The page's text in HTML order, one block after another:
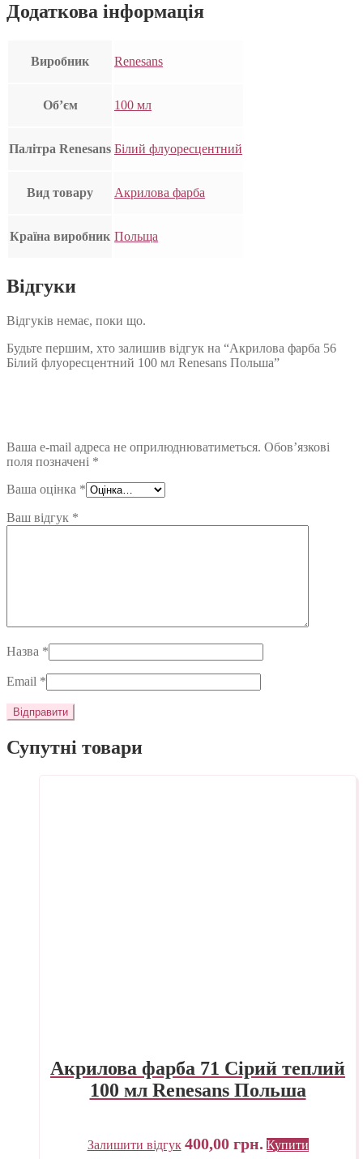
Додаткова інформація
Виробник Renesans
Об’єм 100 мл
Палітра Renesans Білий флуоресцентний
Вид товару Акрилова фарба
Країна виробник Польща
Відгуки
Відгуків немає, поки що.
Будьте першим, хто залишив відгук на “Акрилова фарба 56
Білий флуоресцентний 100 мл Renesans Польша”
Ваша e-mail адреса не оприлюднюватиметься. Обов’язкові
поля позначені *
Ваша оцінка *
Ваш відгук *
Назва *
Email *
Супутні товари
Акрилова фарба 71 Сірий теплий
100 мл Renesans Польша
Залишити відгук 400,00 грн. Купити